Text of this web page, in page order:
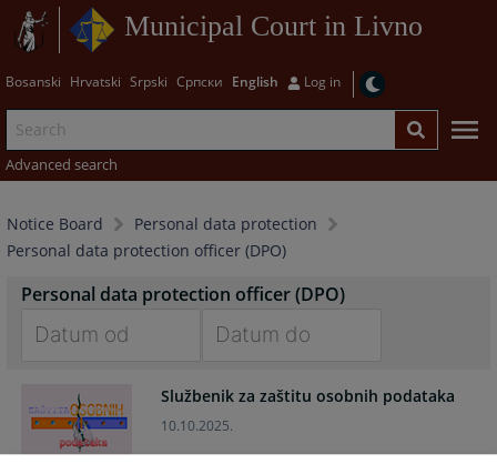
Municipal Court in Livno
Bosanski Hrvatski Srpski Српски English Log in
Advanced search
Notice Board
Personal data protection
Personal data protection officer (DPO)
Personal data protection officer (DPO)
forward
to
interact
forward
to
Službenik za zaštitu osobnih podataka
10.10.2025.